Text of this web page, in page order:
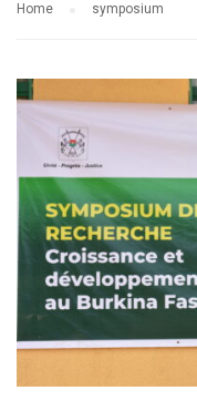
Home symposium